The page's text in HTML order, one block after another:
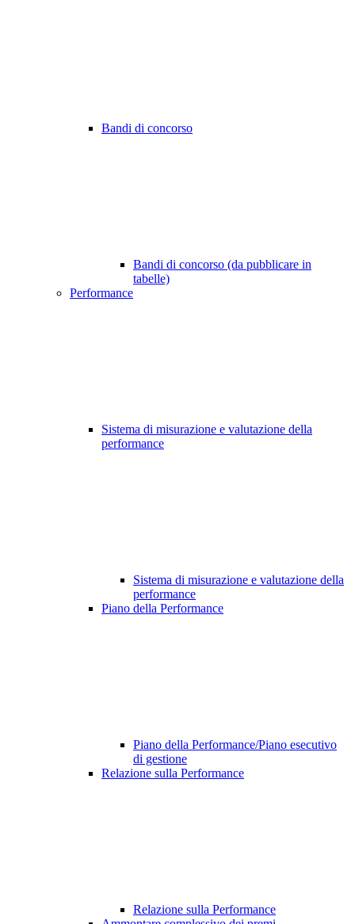
Bandi di concorso
Bandi di concorso (da pubblicare in
tabelle)
Performance
Sistema di misurazione e valutazione della
performance
Sistema di misurazione e valutazione della
performance
Piano della Performance
Piano della Performance/Piano esecutivo
di gestione
Relazione sulla Performance
Relazione sulla Performance